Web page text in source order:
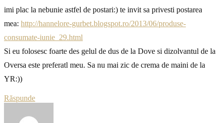
imi plac la nebunie astfel de postari:) te invit sa privesti postarea
mea: http://hannelore-gurbet.blogspot.ro/2013/06/produse-
consumate-iunie_29.html
Si eu folosesc foarte des gelul de dus de la Dove si dizolvantul de la
Oversa este preferatl meu. Sa nu mai zic de crema de maini de la
YR:))
Răspunde